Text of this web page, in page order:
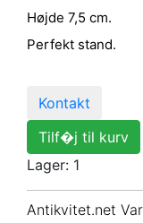
Højde 7,5 cm.
Perfekt stand.
Kontakt
Tilf�j til kurv
Lager: 1
Antikvitet.net